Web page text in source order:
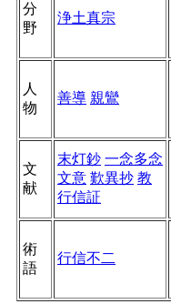
分
野
浄土真宗
人
物
善導 親鸞
文
献
末灯鈔 一念多念
文意 歎異抄 教
行信証
術
語
行信不二